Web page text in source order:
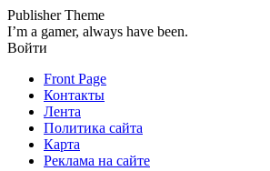
Publisher Theme
I’m a gamer, always have been.
Войти
Front Page
Контакты
Лента
Политика сайта
Карта
Реклама на сайте